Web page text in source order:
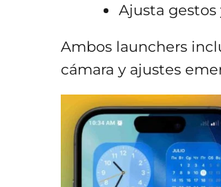
Ajusta
Ambos launchers
cámara y ajustes